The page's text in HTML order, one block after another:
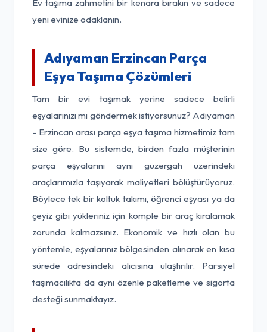
Ev taşıma zahmetini bir kenara bırakın ve sadece
yeni evinize odaklanın.
Adıyaman Erzincan Parça
Eşya Taşıma Çözümleri
Tam bir evi taşımak yerine sadece belirli
eşyalarınızı mı göndermek istiyorsunuz? Adıyaman
- Erzincan arası parça eşya taşıma hizmetimiz tam
size göre. Bu sistemde, birden fazla müşterinin
parça eşyalarını aynı güzergah üzerindeki
araçlarımızla taşıyarak maliyetleri bölüştürüyoruz.
Böylece tek bir koltuk takımı, öğrenci eşyası ya da
çeyiz gibi yükleriniz için komple bir araç kiralamak
zorunda kalmazsınız. Ekonomik ve hızlı olan bu
yöntemle, eşyalarınız bölgesinden alınarak en kısa
sürede adresindeki alıcısına ulaştırılır. Parsiyel
taşımacılıkta da aynı özenle paketleme ve sigorta
desteği sunmaktayız.